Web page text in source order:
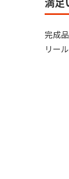
完成
リー